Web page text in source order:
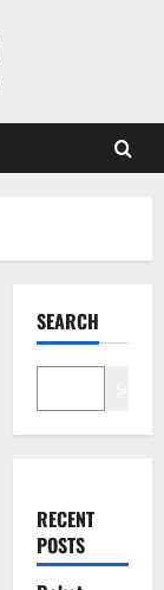
SEARCH
RECENT
POSTS